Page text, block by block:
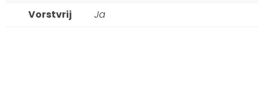
Vorstvrij
Ja